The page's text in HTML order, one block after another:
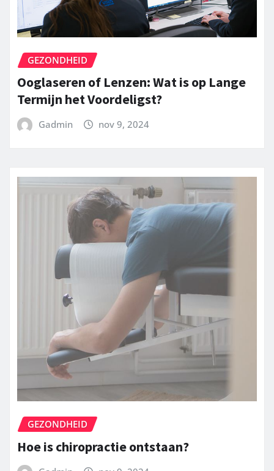
GEZONDHEID
Ooglaseren of Lenzen: Wat is op Lange
Termijn het Voordeligst?
Gadmin nov 9, 2024
GEZONDHEID
Hoe is chiropractie ontstaan?